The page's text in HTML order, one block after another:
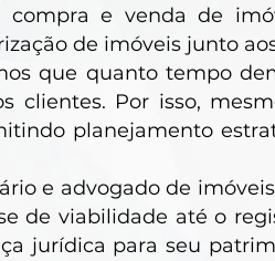
e venda de
de imóveis junto
que quanto tempo
Por isso,
planejamento
e advogado de
de viabilidade até o
jurídica para seu